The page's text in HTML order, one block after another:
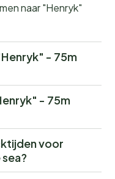
naar "Henryk"
- 75m
- 75m
voor